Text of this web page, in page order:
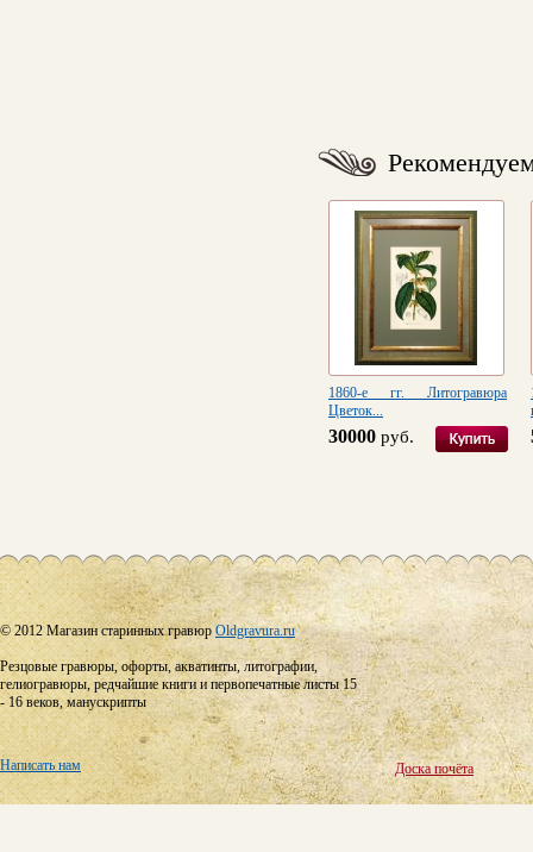
1860-е гг. Литогравюра
Цветок...
30000 руб.
© 2012 Магазин старинных гравюрOldgravura.ru
Резцовые гравюры, офорты, акватинты, литографии,
гелиогравюры, редчайшие книги и первопечатные листы 15
- 16 веков, манускрипты
Написать нам Доска почёта